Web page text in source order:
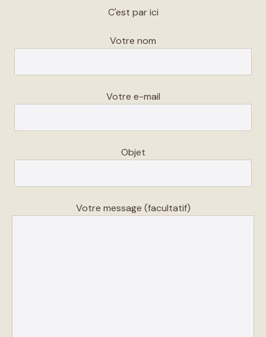
C'est par ici
Votre nom
Votre e-mail
Objet
Votre message (facultatif)